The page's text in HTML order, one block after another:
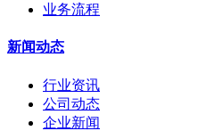
业务流程
新闻动态
行业资讯
公司动态
企业新闻